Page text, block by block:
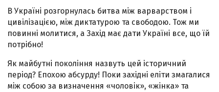
В Україні розгорнулась битва між варварством і
цивілізацією, між диктатурою та свободою. Тож ми
повинні молитися, а Захід має дати Україні все, що їй
потрібно!
Як майбутні покоління назвуть цей історичний
період? Епохою абсурду! Поки західні еліти змагалися
між собою за визначення «чоловік», «жінка» та